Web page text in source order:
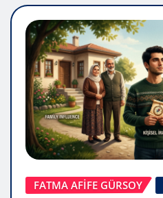
FATMA AFİFE GÜRSOY